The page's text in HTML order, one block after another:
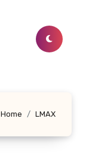
Home LMAX